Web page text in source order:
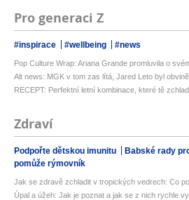
Pro generaci Z
#inspirace #wellbeing #news
Pop Culture Wrap: Ariana Grande promluvila o
Alt news: MGK v tom zas lítá, Jared Leto byl
RECEPT: Perfektní letní kombinace, které tě
Zdraví
Podpořte dětskou imunitu Babské rady
pomůže rýmovník
Jak se zdravě zchladit v tropických vedrech: Co
Úpal a úžeh: Jak je poznat a jak se z nich rychle